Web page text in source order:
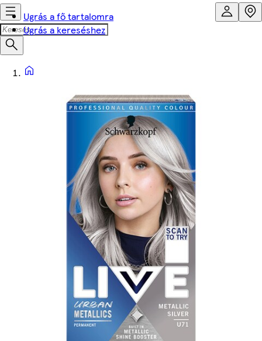
Ugrás a fő tartalomra
Ugrás a kereséshez